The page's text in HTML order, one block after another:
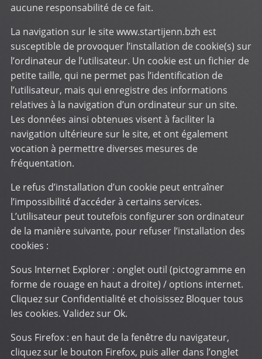
aucune responsabilité de ce fait.
La navigation sur le site www.startijenn.bzh est
susceptible de provoquer l’installation de cookie(s) sur
l’ordinateur de l’utilisateur. Un cookie est un fichier de
petite taille, qui ne permet pas l’identification de
l’utilisateur, mais qui enregistre des informations
relatives à la navigation d’un ordinateur sur un site.
Les données ainsi obtenues visent à faciliter la
navigation ultérieure sur le site, et ont également
vocation à permettre diverses mesures de
fréquentation.
Le refus d’installation d’un cookie peut entraîner
l’impossibilité d’accéder à certains services.
L’utilisateur peut toutefois configurer son ordinateur
de la manière suivante, pour refuser l’installation des
cookies :
Sous Internet Explorer : onglet outil (pictogramme en
forme de rouage en haut a droite) / options internet.
Cliquez sur Confidentialité et choisissez Bloquer tous
les cookies. Validez sur Ok.
Sous Firefox : en haut de la fenêtre du navigateur,
cliquez sur le bouton Firefox, puis aller dans l’onglet